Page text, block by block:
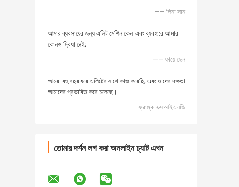
—— লিনা সান
আমার ব্যবসায়ের জন্য এলিট মেশিন কেনা এবং ব্যবহারে আমার
কোনও দ্বিধা নেই;
—— ফায়ে ছেন
আমরা বহু বছর ধরে এলিটের সাথে কাজ করেছি, এবং তাদের দক্ষতা
আমাদের প্রভাবিত করে চলেছে।
—— ফ্রাঙ্ক এক্সআইএনজি
তোমার দর্শন লগ করা অনলাইন চ্যাট এখন